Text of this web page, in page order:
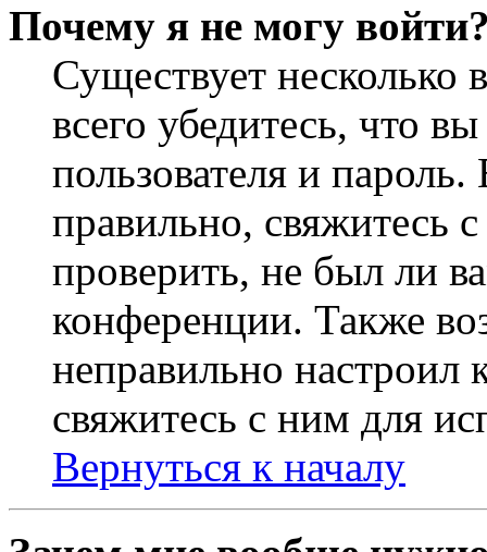
Почему я не могу
Существует
всего убедитесь, что
пользователя и
правильно, свяжитесь
проверить, не был ли
конференции. Также
неправильно
свяжитесь с ним для
Вернуться к началу